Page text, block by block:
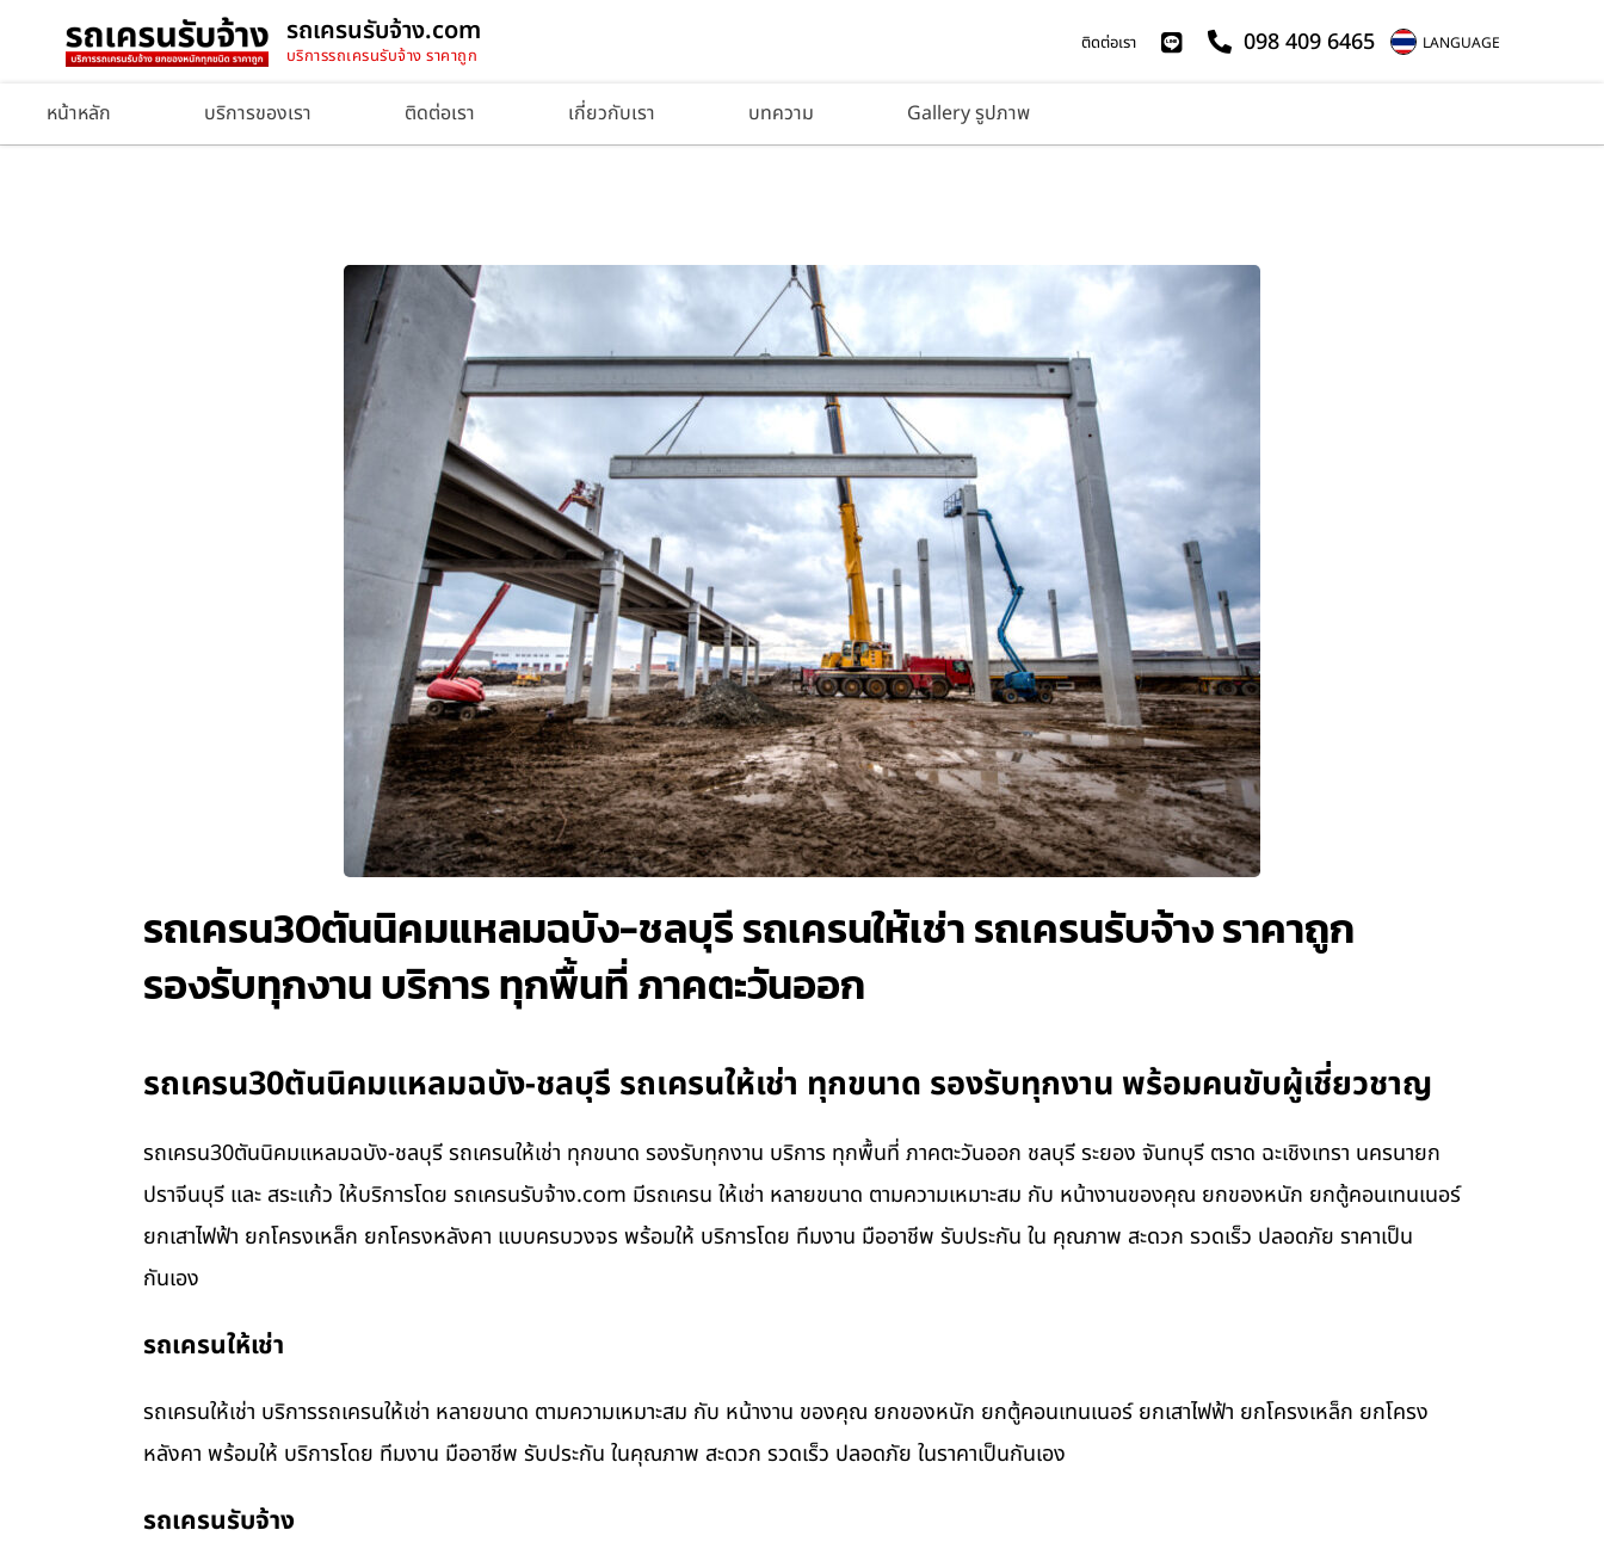
รถเครนรับจ้าง.com
บริการรถเครนรับจ้าง ราคาถูก
ติดต่อเรา 098 409 6465 LANGUAGE
หน้าหลัก บริการของเรา ติดต่อเรา เกี่ยวกับเรา บทความ Gallery รูปภาพ
รถเครน30ตันนิคมแหลมฉบัง-ชลบุรี รถเครนให้เช่า รถเครนรับจ้าง ราคาถูก
รองรับทุกงาน บริการ ทุกพื้นที่ ภาคตะวันออก
รถเครน30ตันนิคมแหลมฉบัง-ชลบุรี รถเครนให้เช่า ทุกขนาด รองรับทุกงาน พร้อมคนขับผู้เชี่ยวชาญ
รถเครน30ตันนิคมแหลมฉบัง-ชลบุรี รถเครนให้เช่า ทุกขนาด รองรับทุกงาน บริการ ทุกพื้นที่ ภาคตะวันออก ชลบุรี ระยอง จันทบุรี ตราด ฉะเชิงเทรา นครนายก
ปราจีนบุรี และ สระแก้ว ให้บริการโดย รถเครนรับจ้าง.com มีรถเครน ให้เช่า หลายขนาด ตามความเหมาะสม กับ หน้างานของคุณ ยกของหนัก ยกตู้คอนเทนเนอร์
ยกเสาไฟฟ้า ยกโครงเหล็ก ยกโครงหลังคา แบบครบวงจร พร้อมให้ บริการโดย ทีมงาน มืออาชีพ รับประกัน ใน คุณภาพ สะดวก รวดเร็ว ปลอดภัย ราคาเป็น
กันเอง
รถเครนให้เช่า
รถเครนให้เช่า บริการรถเครนให้เช่า หลายขนาด ตามความเหมาะสม กับ หน้างาน ของคุณ ยกของหนัก ยกตู้คอนเทนเนอร์ ยกเสาไฟฟ้า ยกโครงเหล็ก ยกโครง
หลังคา พร้อมให้ บริการโดย ทีมงาน มืออาชีพ รับประกัน ในคุณภาพ สะดวก รวดเร็ว ปลอดภัย ในราคาเป็นกันเอง
รถเครนรับจ้าง